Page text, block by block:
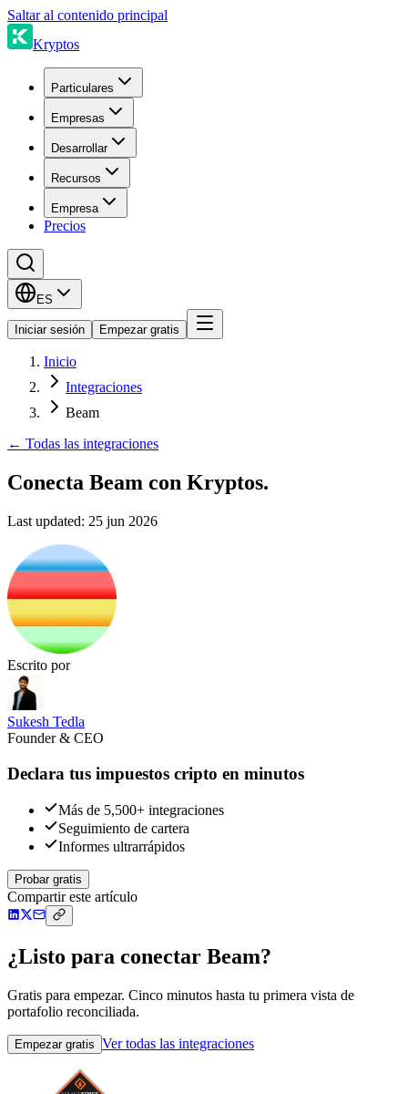
Saltar al contenido principal
Kryptos
Particulares
Empresas
Desarrollar
Recursos
Empresa
Precios
ES
Iniciar sesión Empezar gratis
Inicio
Integraciones
Beam
← Todas las integraciones
Conecta Beam con Kryptos.
Last updated: 25 jun 2026
Escrito por
Sukesh Tedla
Founder & CEO
Declara tus impuestos cripto en minutos
Más de 5,500+ integraciones
Seguimiento de cartera
Informes ultrarrápidos
Probar gratis
Compartir este artículo
¿Listo para conectar Beam?
Gratis para empezar. Cinco minutos hasta tu primera vista de
portafolio reconciliada.
Empezar gratis Ver todas las integraciones